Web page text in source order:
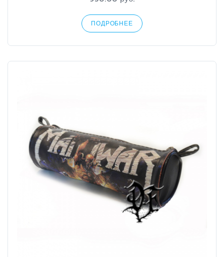
ПОДРОБНЕЕ